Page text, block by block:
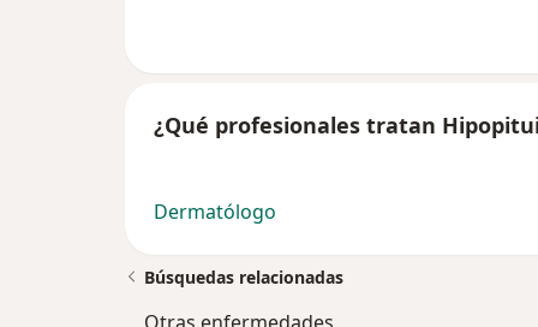
¿Qué profesionales tratan
Dermatólogo
Búsquedas relacionadas